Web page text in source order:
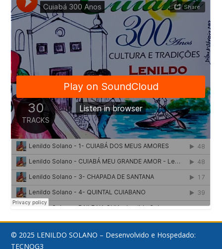
© 2025 LENILDO SOLANO – Desenvolvido e Hospedado:
TECNOG3